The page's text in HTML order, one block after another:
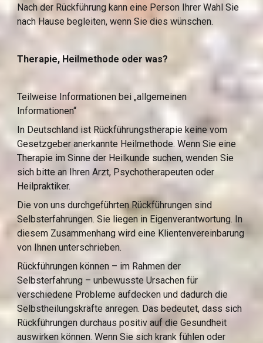
Nach der Rückführung kann eine Person Ihrer Wahl Sie
nach Hause begleiten, wenn Sie dies wünschen.
Therapie, Heilmethode oder was?
Teilweise Informationen bei „allgemeinen
Informationen“
In Deutschland ist Rückführungstherapie keine vom
Gesetzgeber anerkannte Heilmethode. Wenn Sie eine
Therapie im Sinne der Heilkunde suchen, wenden Sie
sich bitte an Ihren Arzt, Psychotherapeuten oder
Heilpraktiker.
Die von uns durchgeführten Rückführungen sind
Selbsterfahrungen. Sie liegen in Eigenverantwortung. In
diesem Zusammenhang wird eine Klientenvereinbarung
von Ihnen unterschrieben.
Rückführungen können – im Rahmen der
Selbsterfahrung – unbewusste Ursachen für
verschiedene Probleme aufdecken und dadurch die
Selbstheilungskräfte anregen. Das bedeutet, dass sich
Rückführungen durchaus positiv auf die Gesundheit
auswirken können. Wenn Sie sich krank fühlen oder